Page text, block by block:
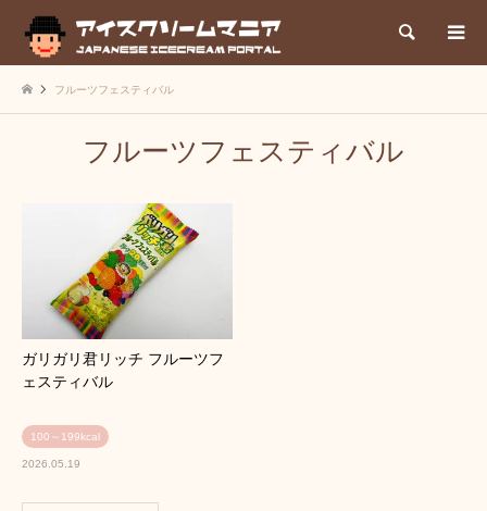
検索
フルーツフェスティバル
フルーツフェスティバル
ガリガリ君リッチ フルーツフ
ェスティバル
100～199kcal
2026.05.19